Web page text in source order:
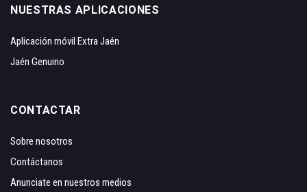
NUESTRAS APLICACIONES
Aplicación móvil Extra Jaén
Jaén Genuino
CONTACTAR
Sobre nosotros
Contáctanos
Anunciate en nuestros medios